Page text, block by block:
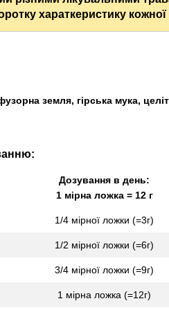
хараткеристику кожної
земля, гірська мука,
Дозування в день:
1 мірна ложка = 12 г
1/4 мірної ложки (=3г)
1/2 мірної ложки (=6г)
3/4 мірної ложки (=9г)
1 мірна ложка (=12г)